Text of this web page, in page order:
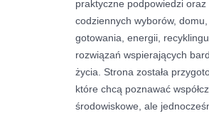
praktyczne podpowiedzi
codziennych wyborów,
gotowania, energii,
rozwiązań wspierających
życia. Strona została
które chcą poznawać
środowiskowe, ale